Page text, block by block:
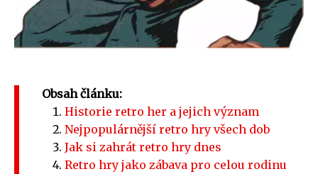
Obsah článku:
Historie retro her a jejich význam
Nejpopulárnější retro hry všech dob
Jak si zahrát retro hry dnes
Retro hry jako zábava pro celou rodinu